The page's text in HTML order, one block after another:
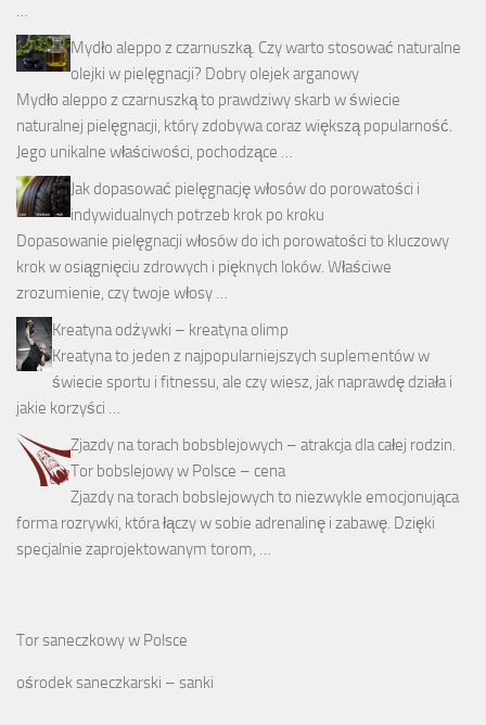
…
Mydło aleppo z czarnuszką. Czy warto stosować naturalne
olejki w pielęgnacji? Dobry olejek arganowy
Mydło aleppo z czarnuszką to prawdziwy skarb w świecie
naturalnej pielęgnacji, który zdobywa coraz większą popularność.
Jego unikalne właściwości, pochodzące …
Jak dopasować pielęgnację włosów do porowatości i
indywidualnych potrzeb krok po kroku
Dopasowanie pielęgnacji włosów do ich porowatości to kluczowy
krok w osiągnięciu zdrowych i pięknych loków. Właściwe
zrozumienie, czy twoje włosy …
Kreatyna odżywki – kreatyna olimp
Kreatyna to jeden z najpopularniejszych suplementów w
świecie sportu i fitnessu, ale czy wiesz, jak naprawdę działa i
jakie korzyści …
Zjazdy na torach bobsblejowych – atrakcja dla całej rodzin.
Tor bobslejowy w Polsce – cena
Zjazdy na torach bobslejowych to niezwykle emocjonująca
forma rozrywki, która łączy w sobie adrenalinę i zabawę. Dzięki
specjalnie zaprojektowanym torom, …
Tor saneczkowy w Polsce
ośrodek saneczkarski – sanki